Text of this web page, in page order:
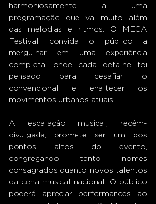
harmoniosamente a uma
programação que vai muito além
das melodias e ritmos. O MECA
Festival convida o público a
mergulhar em uma experiência
completa, onde cada detalhe foi
pensado para desafiar o
convencional e enaltecer os
movimentos urbanos atuais.
A escalação musical, recém-
divulgada, promete ser um dos
pontos altos do evento,
congregando tanto nomes
consagrados quanto novos talentos
da cena musical nacional. O público
poderá apreciar performances ao